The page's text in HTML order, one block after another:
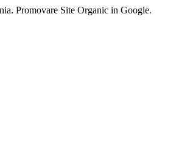
Promovare Site Organic in Google.